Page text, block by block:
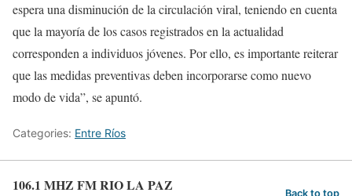
espera una disminución de la circulación viral, teniendo en cuenta
que la mayoría de los casos registrados en la actualidad
corresponden a individuos jóvenes. Por ello, es importante reiterar
que las medidas preventivas deben incorporarse como nuevo
modo de vida”, se apuntó.
Categories: Entre Ríos
106.1 MHZ FM RIO LA PAZ Back to top